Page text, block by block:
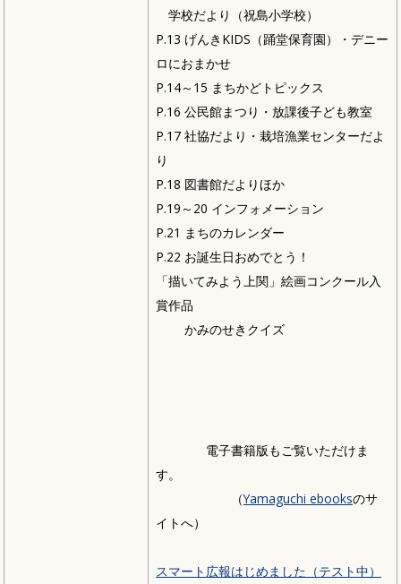
学校だより（祝島小学校）
P.13 げんきKIDS（踊堂保育園）・デニー
ロにおまかせ
P.14～15 まちかどトピックス
P.16 公民館まつり・放課後子ども教室
P.17 社協だより・栽培漁業センターだよ
り
P.18 図書館だよりほか
P.19～20 インフォメーション
P.21 まちのカレンダー
P.22 お誕生日おめでとう！
「描いてみよう上関」絵画コンクール入
賞作品
かみのせきクイズ
電子書籍版もご覧いただけま
す。
（Yamaguchi ebooksのサ
イトへ）
スマート広報はじめました（テスト中）